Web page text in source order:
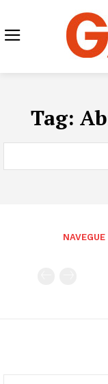
Tag: